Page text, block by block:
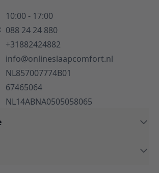
10:00 - 17:00
088 24 24 880
+31882424882
info@onlineslaapcomfort.nl
NL857007774B01
67465064
NL14ABNA0505058065